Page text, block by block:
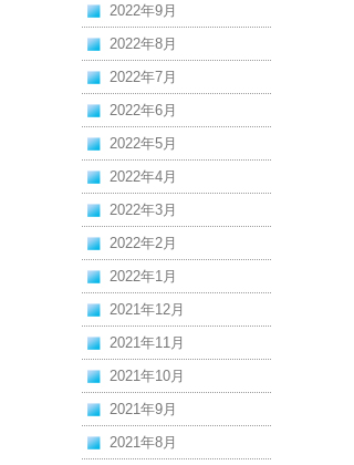
2022年9月
2022年8月
2022年7月
2022年6月
2022年5月
2022年4月
2022年3月
2022年2月
2022年1月
2021年12月
2021年11月
2021年10月
2021年9月
2021年8月